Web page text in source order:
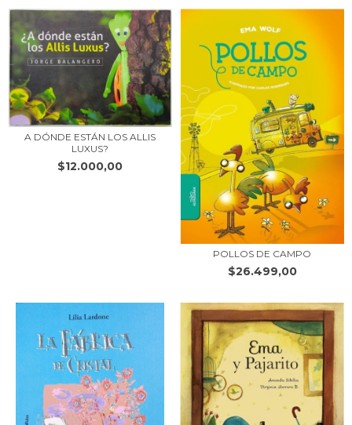
A DÓNDE ESTÁN LOS ALLIS
LUXUS?
$12.000,00
POLLOS DE CAMPO
$26.499,00